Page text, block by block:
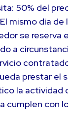
50% del
mismo día
se reserva
a
prestar el
la
cumplen con